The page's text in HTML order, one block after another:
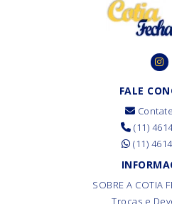
FALE
(11)
(11)
SOBRE A COTIA
Trocas e